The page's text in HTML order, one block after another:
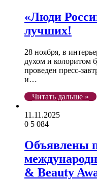
«Люди
лучших!
28 ноября, в
духом и колоритом
проведен пресс-
и…
Читать дальше »
11.11.2025
0 5 084
Объявлены
& Beauty